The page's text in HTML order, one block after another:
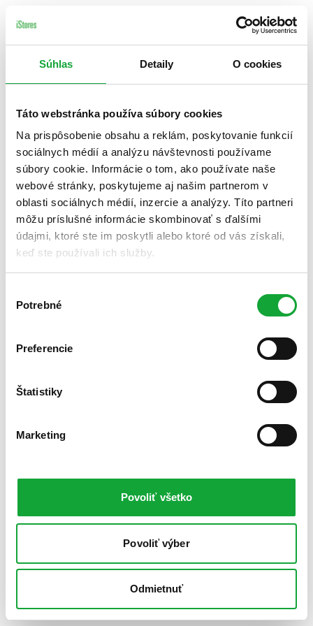
Súhlas Detaily O cookies
Táto webstránka používa súbory cookies
Na prispôsobenie obsahu a reklám, poskytovanie funkcií
sociálnych médií a analýzu návštevnosti používame
súbory cookie. Informácie o tom, ako používate naše
webové stránky, poskytujeme aj našim partnerom v
oblasti sociálnych médií, inzercie a analýzy. Títo partneri
môžu príslušné informácie skombinovať s ďalšími
údajmi, ktoré ste im poskytli alebo ktoré od vás získali,
keď ste používali ich služby.
súhlasu
Potrebné
Preferencie
Štatistiky
Marketing
Povoliť všetko
Povoliť výber
Odmietnuť